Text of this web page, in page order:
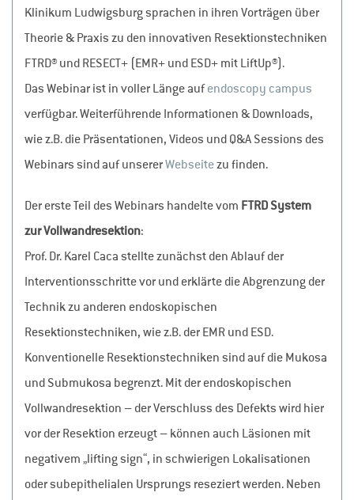
Klinikum Ludwigsburg sprachen in ihren Vorträgen über
Theorie & Praxis zu den innovativen Resektionstechniken
FTRD® und RESECT+ (EMR+ und ESD+ mit LiftUp®).
Das Webinar ist in voller Länge aufendoscopy campus
verfügbar. Weiterführende Informationen & Downloads,
wie z.B. die Präsentationen, Videos und Q&A Sessions des
Webinars sind auf unsererWebseitezu finden.
Der erste Teil des Webinars handelte vom FTRD System
zur Vollwandresektion:
Prof. Dr. Karel Caca stellte zunächst den Ablauf der
Interventionsschritte vor und erklärte die Abgrenzung der
Technik zu anderen endoskopischen
Resektionstechniken, wie z.B. der EMR und ESD.
Konventionelle Resektionstechniken sind auf die Mukosa
und Submukosa begrenzt. Mit der endoskopischen
Vollwandresektion – der Verschluss des Defekts wird hier
vor der Resektion erzeugt – können auch Läsionen mit
negativem „lifting sign“, in schwierigen Lokalisationen
oder subepithelialen Ursprungs reseziert werden. Neben